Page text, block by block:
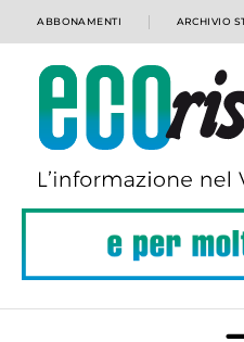
ABBONAMENTI ARCHIVIO